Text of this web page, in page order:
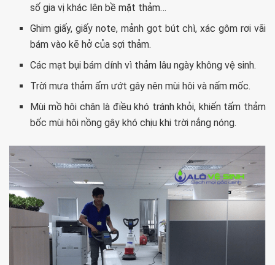
số gia vị khác lên bề mặt thảm…
Ghim giấy, giấy note, mảnh gọt bút chì, xác gôm rơi vãi
bám vào kẽ hở của sợi thảm.
Các mạt bụi bám dính vì thảm lâu ngày không vệ sinh.
Trời mưa thảm ẩm ướt gây nên mùi hôi và nấm mốc.
Mùi mồ hôi chân là điều khó tránh khỏi, khiến tấm thảm
bốc mùi hôi nồng gây khó chịu khi trời nắng nóng.